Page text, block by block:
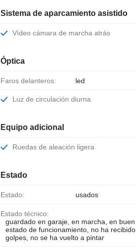
Sistema de aparcamiento asistido
Vídeo cámara de marcha atrás
Óptica
Faros delanteros: led
Luz de circulación diurna
Equipo adicional
Ruedas de aleación ligera
Estado
Estado: usados
Estado técnico:
guardado en garaje, en marcha, en buen
estado de funcionamiento, no ha recibido
golpes, no se ha vuelto a pintar